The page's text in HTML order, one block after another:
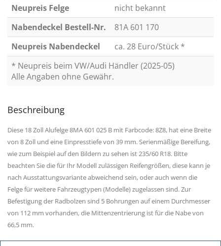
Neupreis Felge
nicht bekannt
Nabendeckel Bestell-Nr.
81A 601 170
Neupreis Nabendeckel
ca. 28 Euro/Stück *
* Neupreis beim VW/Audi Händler (2025-05)
Alle Angaben ohne Gewähr.
Beschreibung
Diese 18 Zoll Alufelge 8MA 601 025 B mit Farbcode: 8Z8, hat eine Breite
von 8 Zoll und eine Einpresstiefe von 39 mm. Serienmäßige Bereifung,
wie zum Beispiel auf den Bildern zu sehen ist 235/60 R18. Bitte
beachten Sie die für Ihr Modell zulässigen Reifengrößen, diese kann je
nach Ausstattungsvariante abweichend sein, oder auch wenn die
Felge für weitere Fahrzeugtypen (Modelle) zugelassen sind. Zur
Befestigung der Radbolzen sind 5 Bohrungen auf einem Durchmesser
von 112 mm vorhanden, die Mittenzentrierung ist für die Nabe von
66,5 mm.